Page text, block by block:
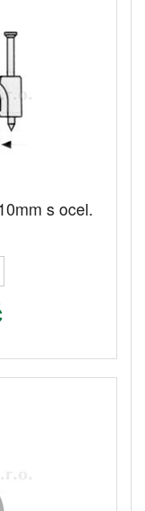
s ocel.